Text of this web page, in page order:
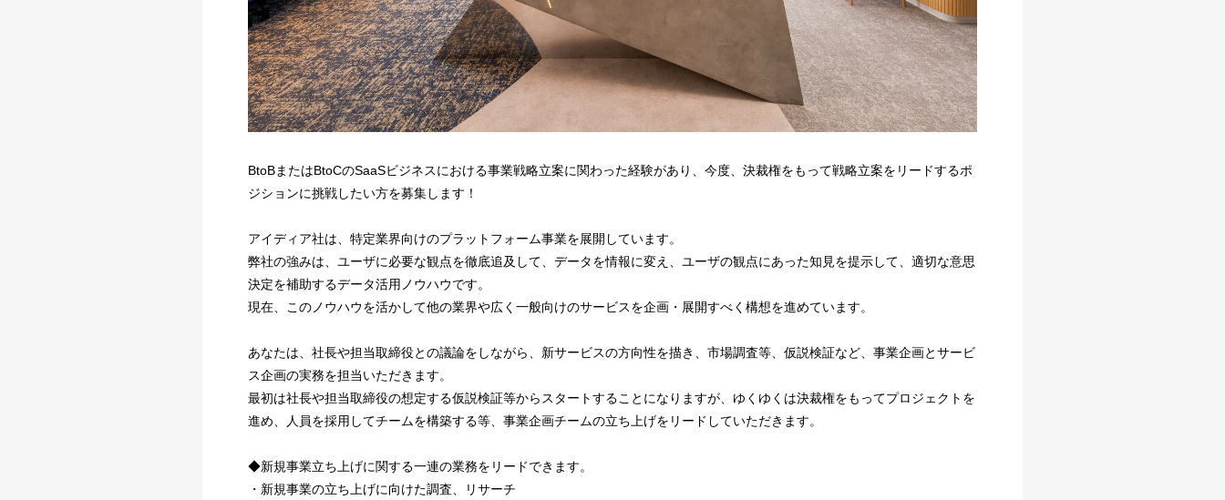
BtoBまたはBtoCのSaaSビジネスにおける事業戦略立案に関わった経験があり、今度、決裁権をもって戦略立案をリードするポ
ジションに挑戦したい方を募集します！
アイディア社は、特定業界向けのプラットフォーム事業を展開しています。
弊社の強みは、ユーザに必要な観点を徹底追及して、データを情報に変え、ユーザの観点にあった知見を提示して、適切な意思
決定を補助するデータ活用ノウハウです。
現在、このノウハウを活かして他の業界や広く一般向けのサービスを企画・展開すべく構想を進めています。
あなたは、社長や担当取締役との議論をしながら、新サービスの方向性を描き、市場調査等、仮説検証など、事業企画とサービ
ス企画の実務を担当いただきます。
最初は社長や担当取締役の想定する仮説検証等からスタートすることになりますが、ゆくゆくは決裁権をもってプロジェクトを
進め、人員を採用してチームを構築する等、事業企画チームの立ち上げをリードしていただきます。
◆新規事業立ち上げに関する一連の業務をリードできます。
・新規事業の立ち上げに向けた調査、リサーチ